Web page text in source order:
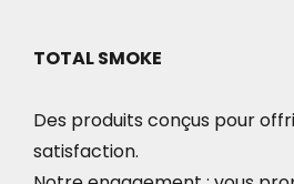
TOTAL SMOKE
Des produits conçus pour
satisfaction.